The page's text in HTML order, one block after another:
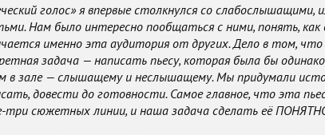
голос» я впервые столкнулся со слабослышащими,
Нам было интересно пообщаться с ними, понять,
именно эта аудитория от других. Дело в том,
задача — написать пьесу, которая была бы
в зале — слышащему и неслышащему. Мы придумали
довести до готовности. Самое главное, что эта
три сюжетных линии, и наша задача сделать её